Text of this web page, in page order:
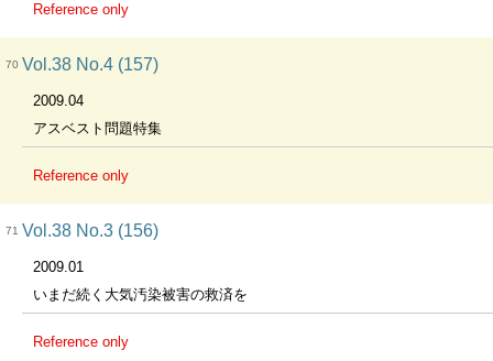
Reference only
70 Vol.38 No.4 (157)
2009.04
アスベスト問題特集
Reference only
71 Vol.38 No.3 (156)
2009.01
いまだ続く大気汚染被害の救済を
Reference only